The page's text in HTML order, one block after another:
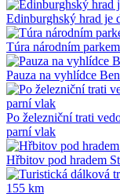
Edinburghský hrad je
Túra národním
Pauza na vyhlídce
Po železniční trati
parní vlak
Hřbitov pod hradem